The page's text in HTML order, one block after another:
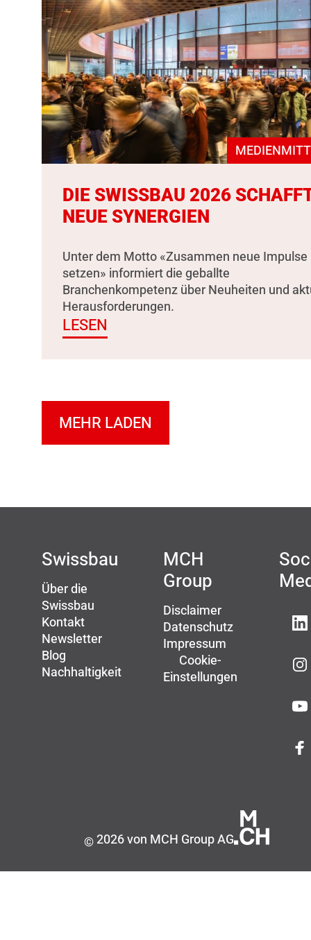
DIE SWISSBAU 2026
NEUE SYNERGIEN
Unter dem Motto «Zusammen neue Impulse
setzen» informiert die geballte
Branchenkompetenz über Neuheiten und
Herausforderungen.
LESEN
MEHR LADEN
Swissbau
Über die
Swissbau
Kontakt
Newsletter
Blog
Nachhaltigkeit
MCH
Group
Disclaimer
Datenschutz
Impressum
Cookie-
Einstellungen
©2026 von MCH Group AG